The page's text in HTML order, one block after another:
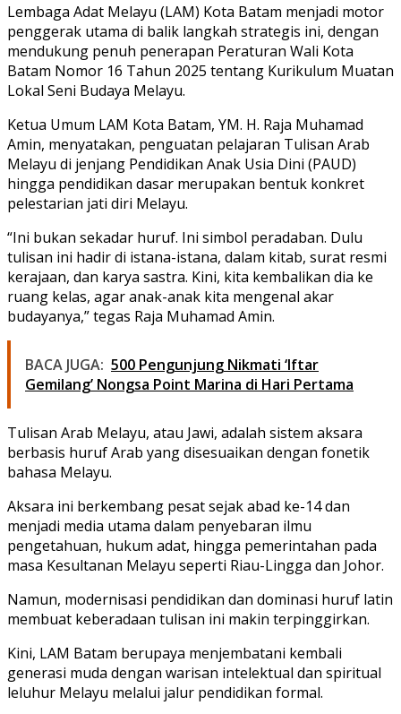
Lembaga Adat Melayu (LAM) Kota Batam menjadi motor
penggerak utama di balik langkah strategis ini, dengan
mendukung penuh penerapan Peraturan Wali Kota
Batam Nomor 16 Tahun 2025 tentang Kurikulum Muatan
Lokal Seni Budaya Melayu.
Ketua Umum LAM Kota Batam, YM. H. Raja Muhamad
Amin, menyatakan, penguatan pelajaran Tulisan Arab
Melayu di jenjang Pendidikan Anak Usia Dini (PAUD)
hingga pendidikan dasar merupakan bentuk konkret
pelestarian jati diri Melayu.
“Ini bukan sekadar huruf. Ini simbol peradaban. Dulu
tulisan ini hadir di istana-istana, dalam kitab, surat resmi
kerajaan, dan karya sastra. Kini, kita kembalikan dia ke
ruang kelas, agar anak-anak kita mengenal akar
budayanya,” tegas Raja Muhamad Amin.
BACA JUGA: 500 Pengunjung Nikmati ‘Iftar
Gemilang’ Nongsa Point Marina di Hari Pertama
Tulisan Arab Melayu, atau Jawi, adalah sistem aksara
berbasis huruf Arab yang disesuaikan dengan fonetik
bahasa Melayu.
Aksara ini berkembang pesat sejak abad ke-14 dan
menjadi media utama dalam penyebaran ilmu
pengetahuan, hukum adat, hingga pemerintahan pada
masa Kesultanan Melayu seperti Riau-Lingga dan Johor.
Namun, modernisasi pendidikan dan dominasi huruf latin
membuat keberadaan tulisan ini makin terpinggirkan.
Kini, LAM Batam berupaya menjembatani kembali
generasi muda dengan warisan intelektual dan spiritual
leluhur Melayu melalui jalur pendidikan formal.